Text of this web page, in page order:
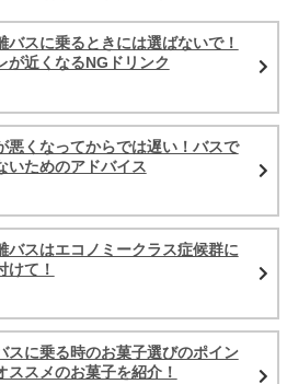
バスに乗るときには選ばないで！
が近くなるNGドリンク
悪くなってからでは遅い！バスで
いためのアドバイス
バスはエコノミークラス症候群に
けて！
スに乗る時のお菓子選びのポイン
ススメのお菓子を紹介！